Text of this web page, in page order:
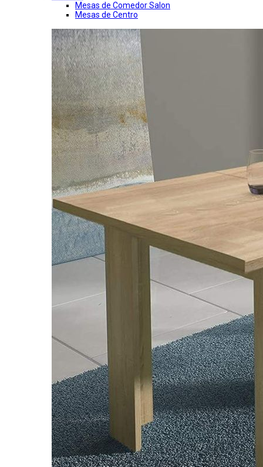
Mesas de Comedor Salon
Mesas de Centro